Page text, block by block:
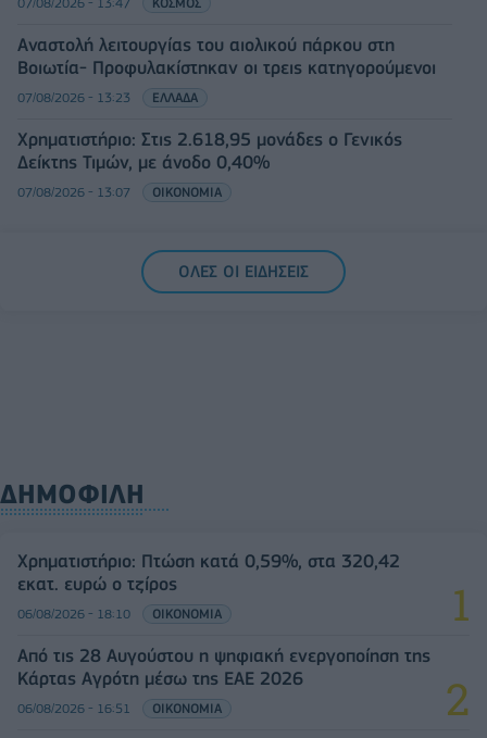
Αναστολή λειτουργίας του αιολικού πάρκου στη
Βοιωτία- Προφυλακίστηκαν οι τρεις κατηγορούμενοι
07/08/2026 - 13:23 ΕΛΛΑΔΑ
Χρηματιστήριο: Στις 2.618,95 μονάδες ο Γενικός
Δείκτης Τιμών, με άνοδο 0,40%
07/08/2026 - 13:07 ΟΙΚΟΝΟΜΙΑ
ΟΛΕΣ ΟΙ ΕΙΔΗΣΕΙΣ
ΔΗΜΟΦΙΛΗ
Χρηματιστήριο: Πτώση κατά 0,59%, στα 320,42
εκατ. ευρώ ο τζίρος
06/08/2026 - 18:10 ΟΙΚΟΝΟΜΙΑ
Από τις 28 Αυγούστου η ψηφιακή ενεργοποίηση της
Κάρτας Αγρότη μέσω της ΕΑΕ 2026
06/08/2026 - 16:51 ΟΙΚΟΝΟΜΙΑ